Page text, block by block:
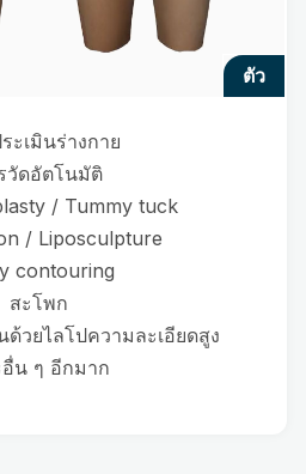
ตัว
ะเมินร่างกาย
วัดอัตโนมัติ
/ Tummy tuck
/ Liposculpture
contouring
สะโพก
วยไลโปความละเอียดสูง
น ๆ อีกมาก